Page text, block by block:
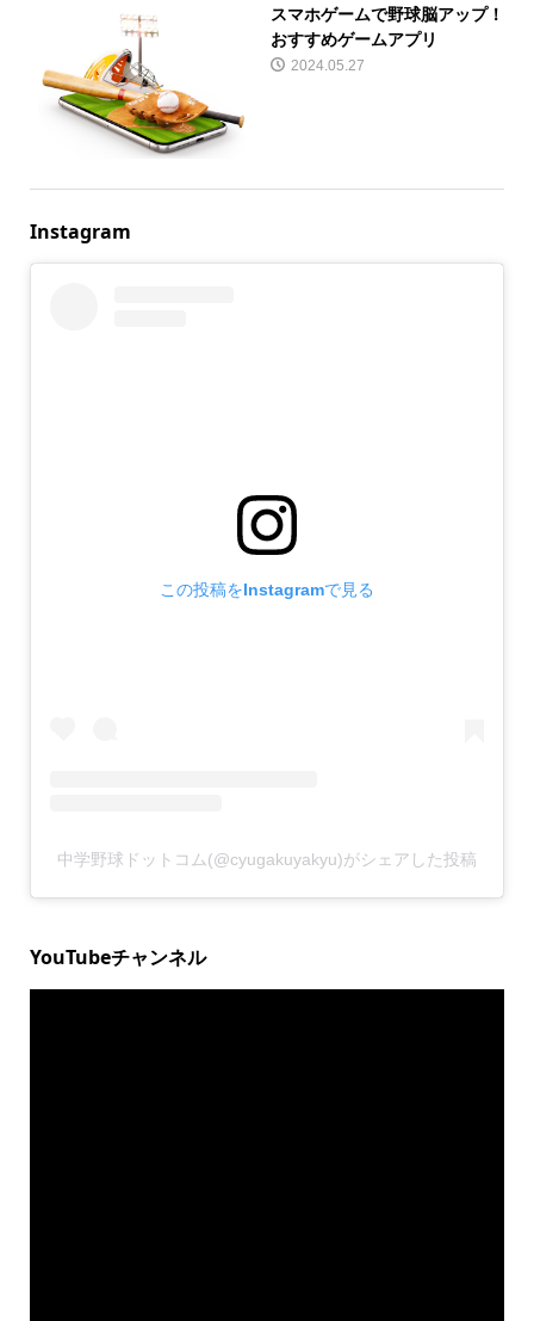
スマホゲームで野球脳アップ！
おすすめゲームアプリ
2024.05.27
Instagram
この投稿をInstagramで見る
中学野球ドットコム(@cyugakuyakyu)がシェアした投稿
YouTubeチャンネル